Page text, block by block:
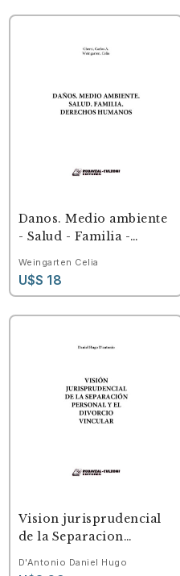
Danos. Medio ambiente
- Salud - Familia -
Weingarten Celia
U$S 18
Vision jurisprudencial
de la Separacion
Vincular.
D'Antonio Daniel Hugo